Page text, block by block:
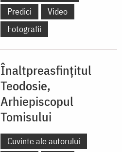
Predici
Video
Fotografii
Înaltpreasfințitul
Teodosie,
Arhiepiscopul
Tomisului
Cuvinte ale autorului